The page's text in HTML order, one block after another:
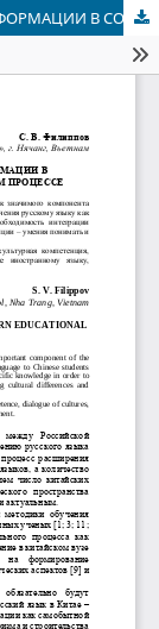
ИСПОЛЬЗОВАНИЕ СТРАНОВЕДЧЕСКОЙ ИНФОРМАЦИИ В СОВРЕМЕННОМ ВОСПИТАТЕЛЬНО-ОБРАЗОВАТЕЛЬНОМ ПРОЦЕССЕ